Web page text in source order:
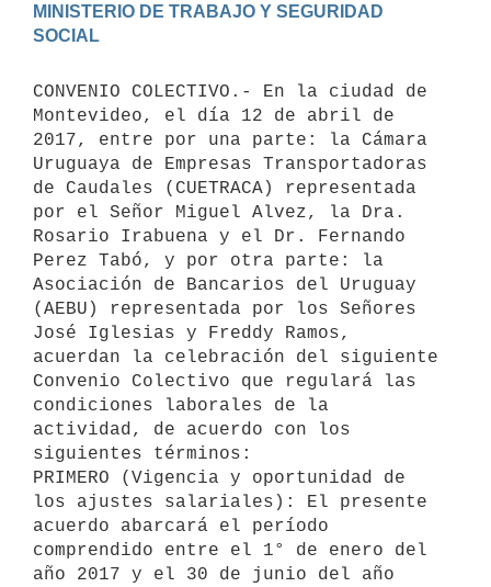
MINISTERIO DE TRABAJO Y SEGURIDAD
CONVENIO COLECTIVO.- En la ciudad de
Montevideo, el día 12 de abril de
2017, entre por una parte: la Cámara
Uruguaya de Empresas Transportadoras
de Caudales (CUETRACA) representada
por el Señor Miguel Alvez, la Dra.
Rosario Irabuena y el Dr. Fernando
Perez Tabó, y por otra parte: la
Asociación de Bancarios del Uruguay
(AEBU) representada por los Señores
José Iglesias y Freddy Ramos,
acuerdan la celebración del siguiente
Convenio Colectivo que regulará las
condiciones laborales de la
actividad, de acuerdo con los
siguientes términos:
PRIMERO (Vigencia y oportunidad de
los ajustes salariales): El presente
acuerdo abarcará el período
comprendido entre el 1° de enero del
año 2017 y el 30 de junio del año